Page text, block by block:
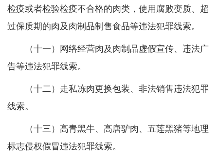
检疫或者检验检疫不合格的肉类，使用腐败变质、超
过保质期的肉及肉制品制售食品等违法犯罪线索。
（十一）网络经营肉及肉制品虚假宣传、违法广
告等违法犯罪线索。
（十二）走私冻肉更换包装、非法销售违法犯罪
线索。
（十三）高青黑牛、高唐驴肉、五莲黑猪等地理
标志侵权假冒违法犯罪线索。